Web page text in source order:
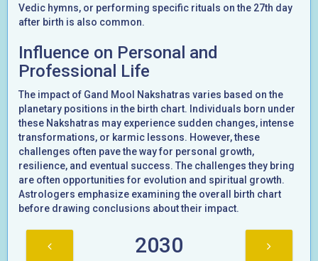
Vedic hymns, or performing specific rituals on the 27th day
after birth is also common.
Influence on Personal and
Professional Life
The impact of Gand Mool Nakshatras varies based on the
planetary positions in the birth chart. Individuals born under
these Nakshatras may experience sudden changes, intense
transformations, or karmic lessons. However, these
challenges often pave the way for personal growth,
resilience, and eventual success. The challenges they bring
are often opportunities for evolution and spiritual growth.
Astrologers emphasize examining the overall birth chart
before drawing conclusions about their impact.
2030